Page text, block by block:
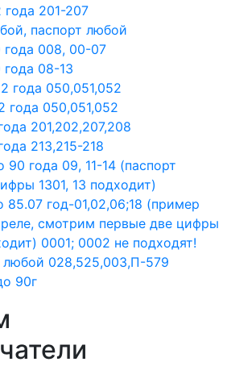
201-207
паспорт любой
008, 00-07
08-13
года 050,051,052
года 050,051,052
201,202,207,208
213,215-218
года 09, 11-14 (паспорт
1301, 13 подходит)
год-01,02,06;18 (пример
смотрим первые две цифры
0001; 0002 не подходят!
028,525,003,П-579
90г